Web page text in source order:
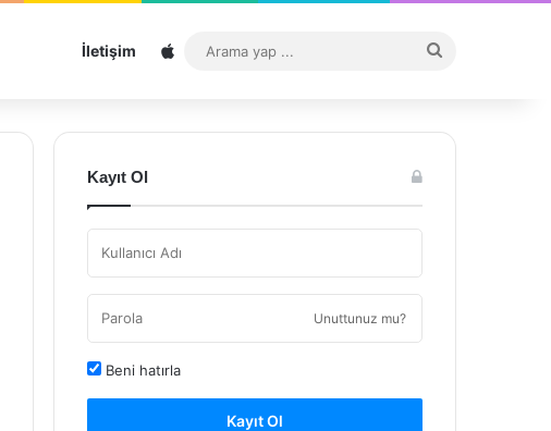
İletişim Sitemap
...
Kayıt Ol
Unuttunuz mu?
Beni hatırla
Kayıt Ol